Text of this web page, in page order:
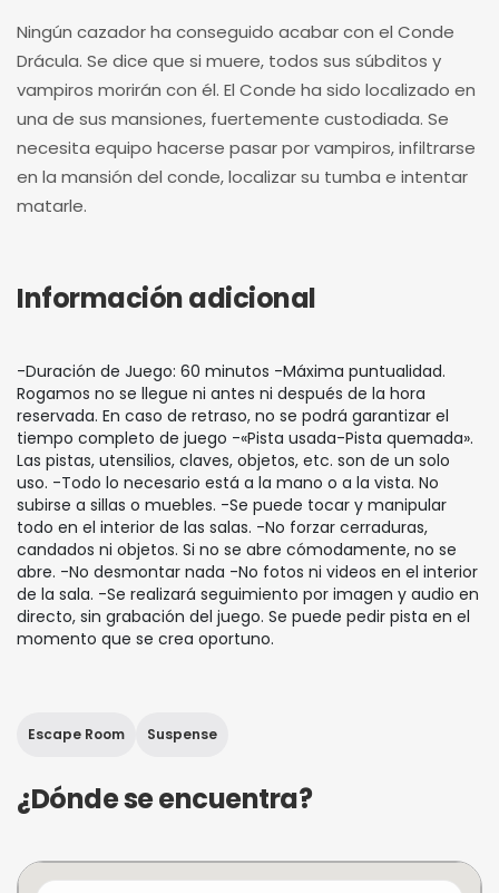
Ningún cazador ha conseguido acabar con el Conde
Drácula. Se dice que si muere, todos sus súbditos y
vampiros morirán con él. El Conde ha sido localizado en
una de sus mansiones, fuertemente custodiada. Se
necesita equipo hacerse pasar por vampiros, infiltrarse
en la mansión del conde, localizar su tumba e intentar
matarle.
Información adicional
-Duración de Juego: 60 minutos -Máxima puntualidad.
Rogamos no se llegue ni antes ni después de la hora
reservada. En caso de retraso, no se podrá garantizar el
tiempo completo de juego -«Pista usada-Pista quemada».
Las pistas, utensilios, claves, objetos, etc. son de un solo
uso. -Todo lo necesario está a la mano o a la vista. No
subirse a sillas o muebles. -Se puede tocar y manipular
todo en el interior de las salas. -No forzar cerraduras,
candados ni objetos. Si no se abre cómodamente, no se
abre. -No desmontar nada -No fotos ni videos en el interior
de la sala. -Se realizará seguimiento por imagen y audio en
directo, sin grabación del juego. Se puede pedir pista en el
momento que se crea oportuno.
Escape Room Suspense
¿Dónde se encuentra?